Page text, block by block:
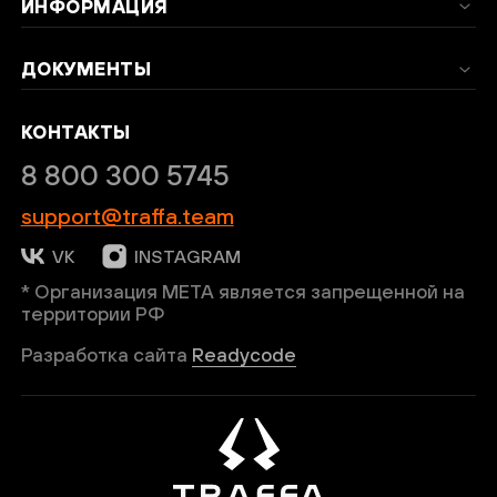
ИНФОРМАЦИЯ
ДОКУМЕНТЫ
КОНТАКТЫ
8 800 300 5745
support@traffa.team
VK INSTAGRAM
* Организация META является запрещенной на
территории РФ
Разработка сайта Readycode
Введи код подтверждения
ОТПРАВИТЬ
Нажимая кнопку “Подписаться”, вы
соглашаетесь на обработку персональных
данных в соответствии с